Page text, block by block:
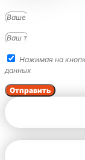
Нажимая на
данных
Отправить